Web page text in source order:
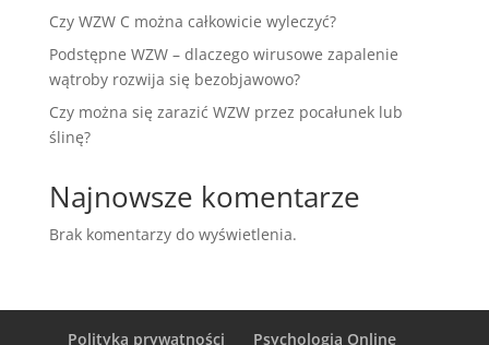
Czy WZW C można całkowicie wyleczyć?
Podstępne WZW – dlaczego wirusowe zapalenie
wątroby rozwija się bezobjawowo?
Czy można się zarazić WZW przez pocałunek lub
ślinę?
Najnowsze komentarze
Brak komentarzy do wyświetlenia.
Polityka prywatności Psychologia Online